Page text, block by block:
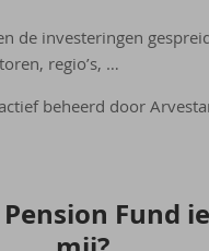
de investeringen
regio’s, …
beheerd door
Fund